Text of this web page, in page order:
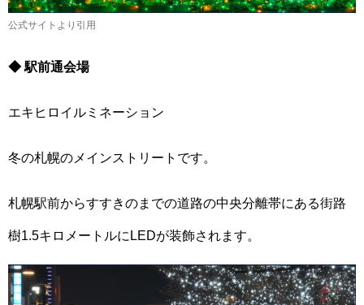
公式サイトより引用
◆ 駅前通会場
エキヒロイルミネーション
冬の札幌のメインストリートです。
札幌駅前からすすきのまでの道路の中央分離帯にある街路
樹1.5キロメートルにLEDが装飾されます。